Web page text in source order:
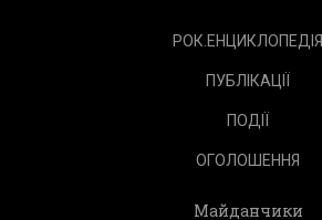
РОК.ЕНЦИКЛОПЕДІЯ
ПУБЛІКАЦІЇ
ПОДІЇ
ОГОЛОШЕННЯ
Майданчики